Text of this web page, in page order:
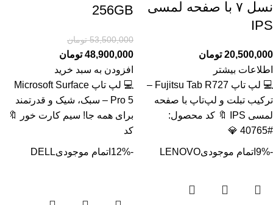
نسل ۷ با صفحه لمسی
IPS
20,500,000 تومان
اطلاعات بیشتر
💻 لپ تاپ Fujitsu Tab R727 –
ترکیب تبلت و لپ‌تاپ با صفحه
لمسی IPS 🔖 کد محصول:
#40765 💎
256GB
53,500,000 تومان
48,900,000 تومان
افزودن به سبد خرید
💻 لپ تاپ Microsoft Surface
Pro 5 – سبک، شیک و قدرتمند
برای همه جا! سیم کارت خور 🔖
کد
-9% اتمام موجودیLENOVO
-12% اتمام موجودیDELL